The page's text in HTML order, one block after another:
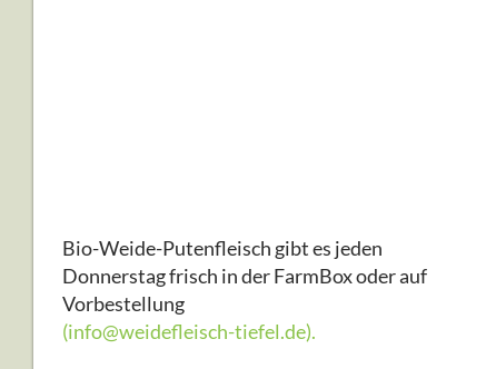
Bio-Weide-Putenfleisch gibt es jeden
Donnerstag frisch in der FarmBox oder auf
Vorbestellung
(info@weidefleisch-tiefel.de).